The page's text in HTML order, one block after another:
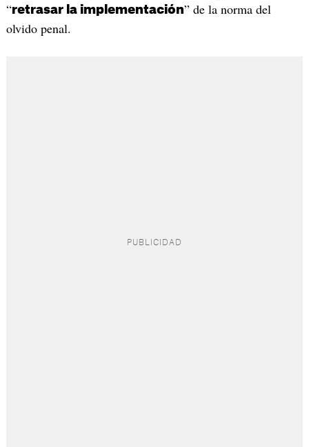
“retrasar la implementación” de la norma del
olvido penal.